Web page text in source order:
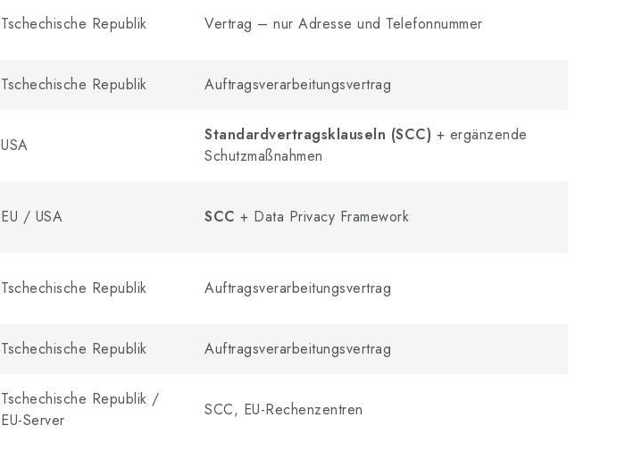
Tschechische Republik Vertrag – nur Adresse und Telefonnummer
Tschechische Republik Auftragsverarbeitungsvertrag
USA
Standardvertragsklauseln (SCC) + ergänzende
Schutzmaßnahmen
EU / USA SCC + Data Privacy Framework
Tschechische Republik Auftragsverarbeitungsvertrag
Tschechische Republik Auftragsverarbeitungsvertrag
Tschechische Republik /
EU-Server
SCC, EU-Rechenzentren